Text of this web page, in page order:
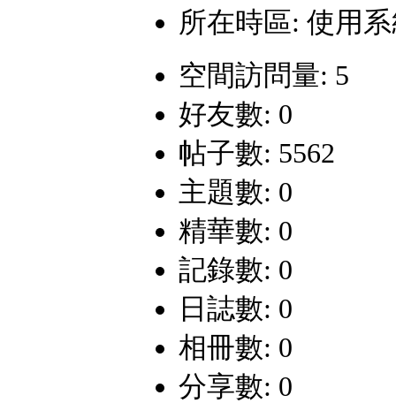
所在時區: 使用
空間訪問量: 5
好友數: 0
帖子數: 5562
主題數: 0
精華數: 0
記錄數: 0
日誌數: 0
相冊數: 0
分享數: 0